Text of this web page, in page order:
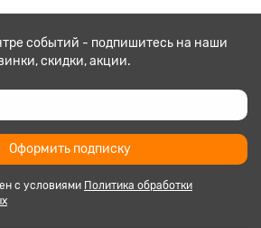
событий - подпишитесь на наши
скидки, акции.
Оформить подписку
с условиями Политика обработки